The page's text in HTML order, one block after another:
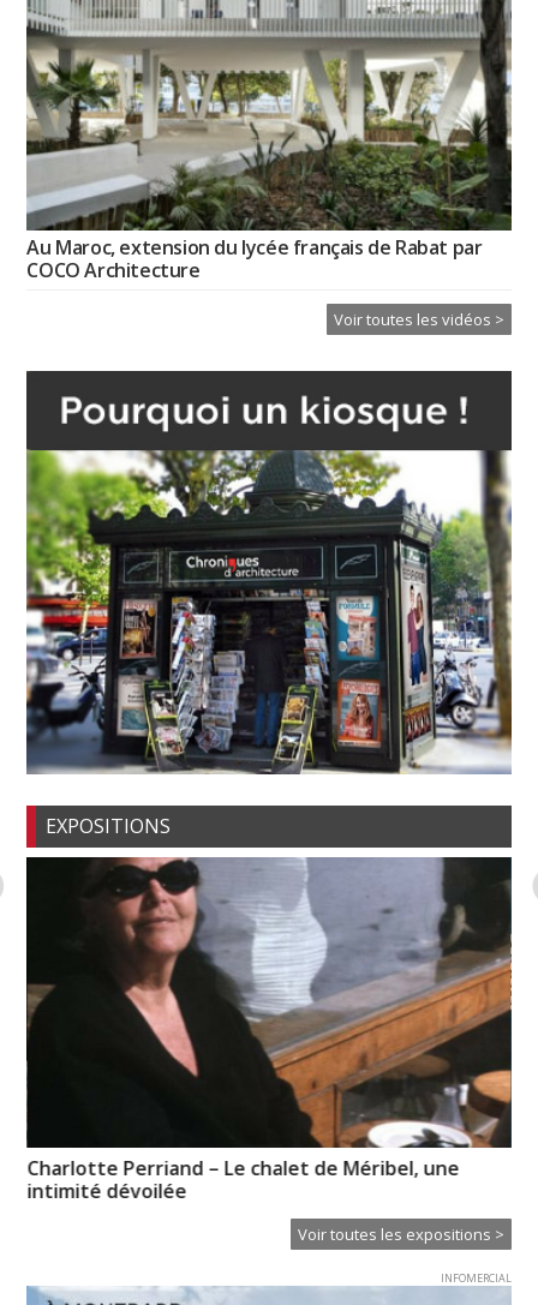
Au Maroc, extension du lycée français de Rabat par
COCO Architecture
Voir toutes les vidéos >
EXPOSITIONS
Charlotte Perriand – Le chalet de Méribel, une
intimité dévoilée
Voir toutes les expositions >
INFOMERCIAL